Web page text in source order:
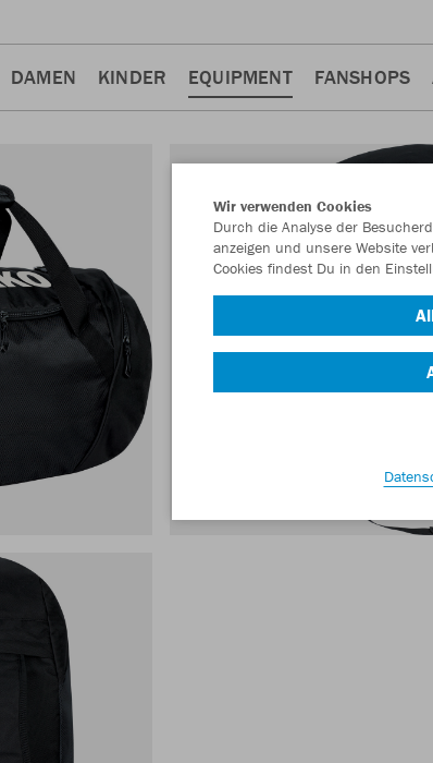
DAMEN KINDER EQUIPMENT FANSHOPS
Wir verwenden Cookies
Durch die Analyse der
anzeigen und unsere Website
Cookies findest Du in den